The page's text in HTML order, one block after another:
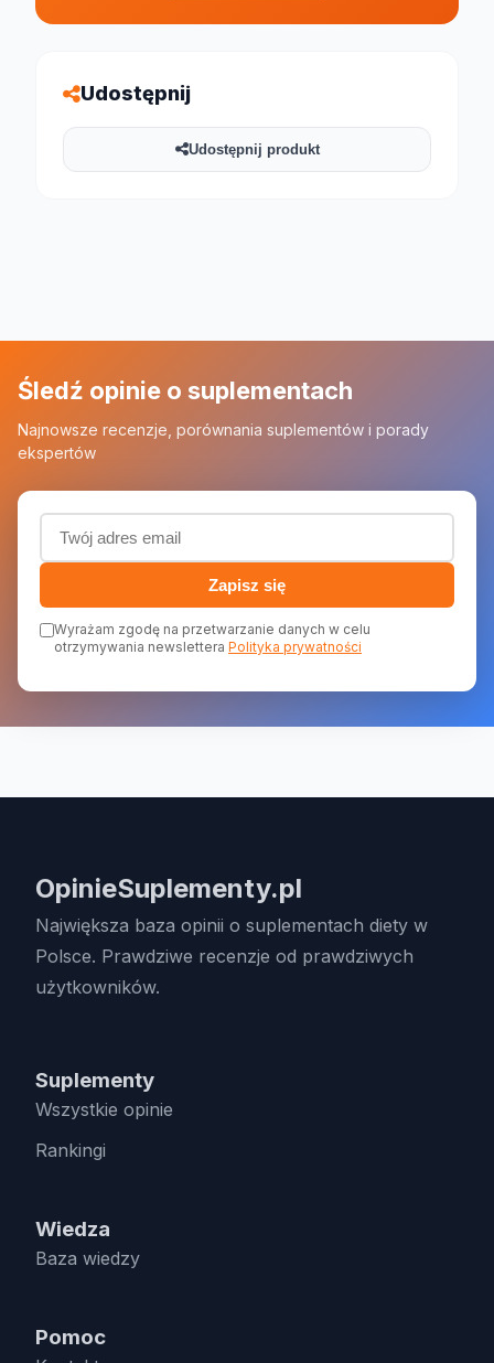
Udostępnij
Udostępnij produkt
Śledź opinie o suplementach
Najnowsze recenzje, porównania suplementów i porady
ekspertów
Adres email (wymagany)
Zapisz się
Wyrażam zgodę na przetwarzanie danych w celu
otrzymywania newslettera Polityka prywatności
OpinieSuplementy.pl
Największa baza opinii o suplementach diety w
Polsce. Prawdziwe recenzje od prawdziwych
użytkowników.
Suplementy
Wszystkie opinie
Rankingi
Wiedza
Baza wiedzy
Pomoc